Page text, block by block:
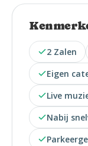
2 Zalen
Eigen
Live
Nabij